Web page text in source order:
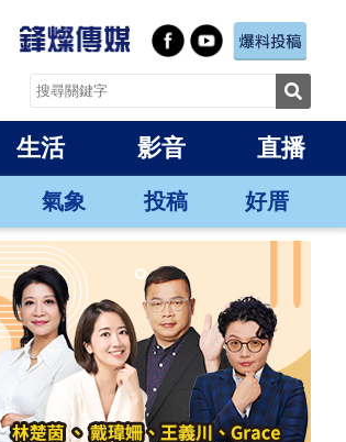
生活 影音 直播
氣象 投稿 好厝